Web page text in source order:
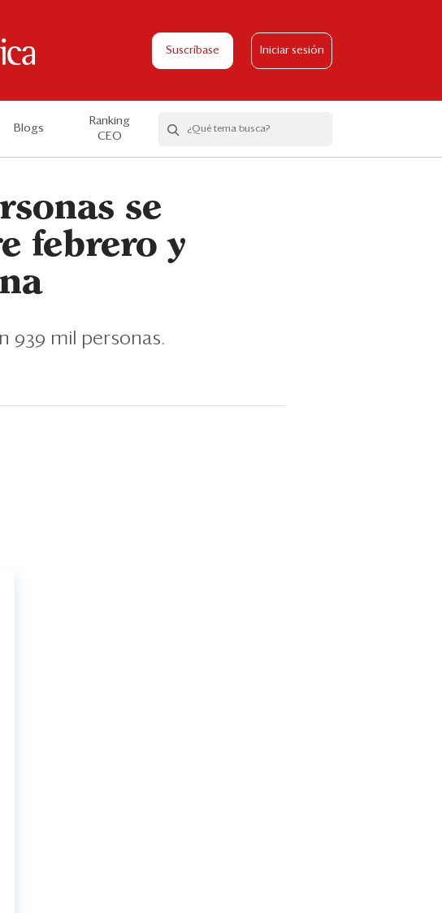
Suscríbase Iniciar sesión
Blogs
Ranking
CEO
se
febrero y
939 mil personas.